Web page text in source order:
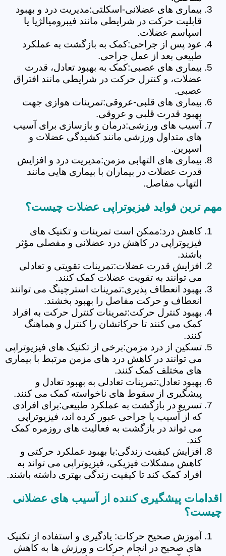
بیماری های عضلانی-اسکلتی:مدیریت درد و بهبود
قابلیت حرکت در شرایطی مانند فیبرومیالژیا یا
اسپاسم عضلات.
عود پس از جراحی:کمک به بازگشت به عملکرد
طبیعی بعد از عمل جراحی.
بیماری های عصبی:کمک به بهبود تعادل، قدرت
عضلات، و کنترل حرکت در شرایطی مانند افتراق
عصبی.
بیماری های قلبی-عروقی:تمرینات هوازی جهت
بهبود قدرت قلبی و عروقی.
آسیب های ورزشی:درمان و بازسازی برای آسیب
های متداول ورزشی مانند کشیدگی عضلات و
اسپرین.
بیماری های التهابی مزمن:مدیریت درد و افزایش
قدرت عضلات در بیماران با بیماری هایی مانند
التهاب مفاصل.
مهم ترین فواید فیزیوتراپی عضلات چیست؟
کاهش درد:ممکن است تمرینات و تکنیک های
فیزیوتراپی در کاهش درد عضلانی و مفصلی مؤثر
باشند.
افزایش قدرت عضلات:تمرینات تقویتی و تعادلی
می توانند به تقویت عضلات کمک کنند.
بهبود انعطاف پذیری:تمرینات استرچینگ می توانند
انعطاف و حرکت مفاصل را بهبود بخشند.
بهبود کنترل حرکت:تمرینات کنترل حرکت به افراد
کمک می کنند تا حرکاتشان را کنترل و هماهنگ
کنند.
تسکین از درد مزمن:برخی از تکنیک های فیزیوتراپی
می توانند در کاهش درد های مزمن مرتبط با بیماری
های مختلف کمک کنند.
بهبود تعادل:تمرینات تعادلی به بهبود تعادل و
پیشگیری از سقوط های ناخواسته کمک می کنند.
تسریع در بازگشت به عملکرد طبیعی:برای افرادی
که از آسیب یا جراحی عبور کرده اند، فیزیوتراپی
می تواند در بازگشت به فعالیت های روزمره کمک
کند.
افزایش کیفیت زندگی:با بهبود عملکرد حرکتی و
کاهش مشکلات فیزیکی، فیزیوتراپی می تواند به
افراد کمک کند تا کیفیت زندگی بهتری داشته باشند.
اقدامات پیشگیری کننده از آسیب های عضلانی
چیست؟
آموزش صحیح حرکات: یادگیری و استفاده از تکنیک
های صحیح در انجام حرکات و ورزش ها به کاهش